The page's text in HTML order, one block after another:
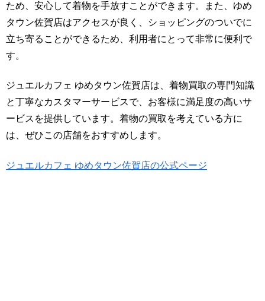
ため、安心して着物を手放すことができます。また、ゆめ
タウン佐賀店はアクセスが良く、ショッピングのついでに
立ち寄ることができるため、利用者にとって非常に便利で
す。
ジュエルカフェ ゆめタウン佐賀店は、着物買取の専門知識
と丁寧なカスタマーサービスで、お客様に満足度の高いサ
ービスを提供しています。着物の買取を考えている方に
は、ぜひこの店舗をおすすめします。
ジュエルカフェ ゆめタウン佐賀店の公式ページ